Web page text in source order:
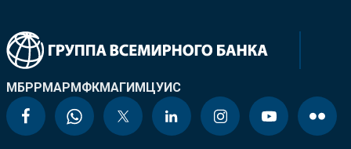
МБРРМАРМФКМАГИМЦУИС